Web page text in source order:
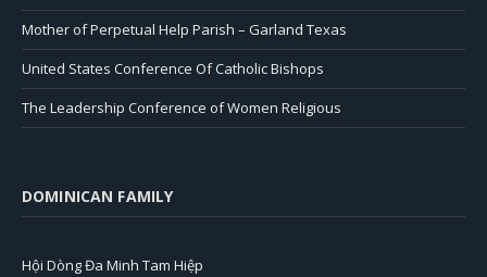
Mother of Perpetual Help Parish – Garland Texas
United States Conference Of Catholic Bishops
The Leadership Conference of Women Religious
DOMINICAN FAMILY
Hội Dòng Đa Minh Tam Hiệp